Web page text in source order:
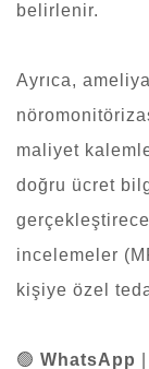
belirlenir.
Ayrıca,
maliyet
doğru ücret
incelemeler
kişiye özel
🟢 WhatsApp